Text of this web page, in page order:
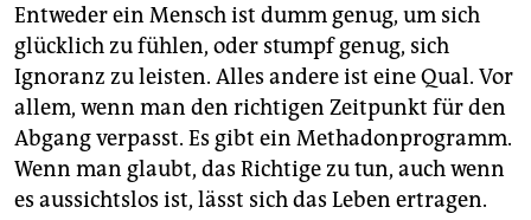
Entweder ein Mensch ist dumm genug, um sich
glücklich zu fühlen, oder stumpf genug, sich
Ignoranz zu leisten. Alles andere ist eine Qual. Vor
allem, wenn man den richtigen Zeitpunkt für den
Abgang verpasst. Es gibt ein Methadonprogramm.
Wenn man glaubt, das Richtige zu tun, auch wenn
es aussichtslos ist, lässt sich das Leben ertragen.